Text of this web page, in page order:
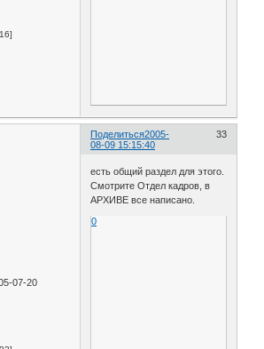
Поделиться 33
2005-
08-09 15:15:40
07-20
есть общий раздел для этого.
Смотрите Отдел кадров, в
АРХИВЕ все написано.
0